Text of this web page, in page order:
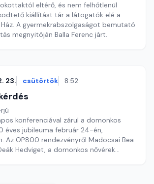
eltérő, és nem felhőtlenül
kiállítást tár a látogatók elé a
Ház. A gyermekrabszolgaságot bemutató
megnyitóján Balla Ferenc járt.
23. csütörtök 8:52
konferenciával zárul a domonkos
éves jubileuma február 24-én,
Az OP800 rendezvényről Madocsai Bea
Hedviget, a domonkos nővérek